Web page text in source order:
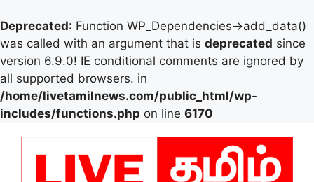
Deprecated: Function WP_Dependencies->add_data()
was called with an argument that is deprecated since
version 6.9.0! IE conditional comments are ignored by
all supported browsers. in
/home/livetamilnews.com/public_html/wp-
includes/functions.php on line 6170